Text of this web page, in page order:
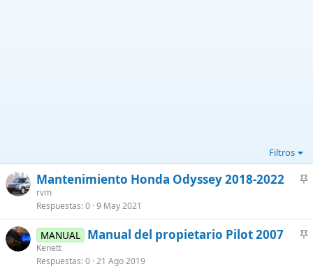
Filtros
A
l
a
Mantenimiento Honda Odyssey 2018-2022
rvm
Respuestas 0 9 May 2021
A
MANUAL Manual del propietario Pilot 2007
Kenett
Respuestas 0 21 Ago 2019